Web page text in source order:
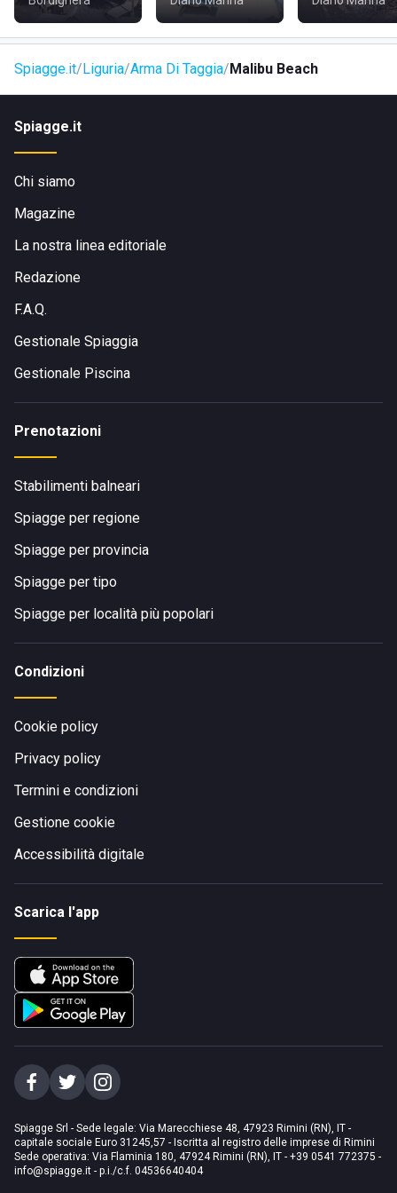
raggiungimento della spiaggia. Inoltre, per chi viaggia in
auto, sono disponibili parcheggi nelle vicinanze garantendo
comodità e praticità.
Spiagge.it Liguria Arma Di Taggia Malibu Beach
Spiagge.it
Chi siamo
Magazine
La nostra linea editoriale
Redazione
F.A.Q.
Gestionale Spiaggia
Gestionale Piscina
Prenotazioni
Stabilimenti balneari
Spiagge per regione
Spiagge per provincia
Spiagge per tipo
Spiagge per località più popolari
Condizioni
Cookie policy
Privacy policy
Termini e condizioni
Gestione cookie
Accessibilità digitale
Scarica l'app
Spiagge Srl - Sede legale: Via Marecchiese 48, 47923 Rimini (RN), IT -
capitale sociale Euro 31245,57 - Iscritta al registro delle imprese di Rimini
Sede operativa: Via Flaminia 180, 47924 Rimini (RN), IT - +39 0541 772375 -
info@spiagge.it - p.i./c.f. 04536640404